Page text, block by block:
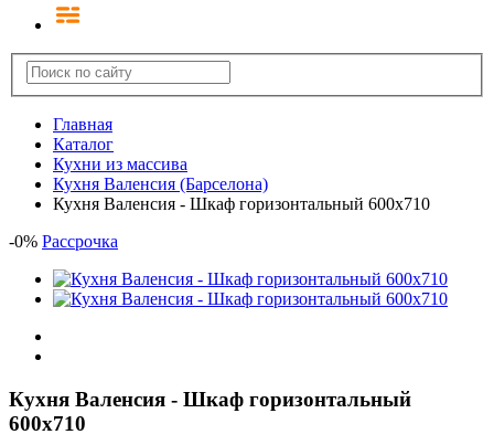
Главная
Каталог
Кухни из массива
Кухня Валенсия (Барселона)
Кухня Валенсия - Шкаф горизонтальный 600х710
-0% Рассрочка
Кухня Валенсия - Шкаф горизонтальный
600х710